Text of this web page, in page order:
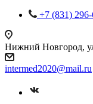
+7 (831) 296-
Нижний Новгород,
intermed2020@mail.ru